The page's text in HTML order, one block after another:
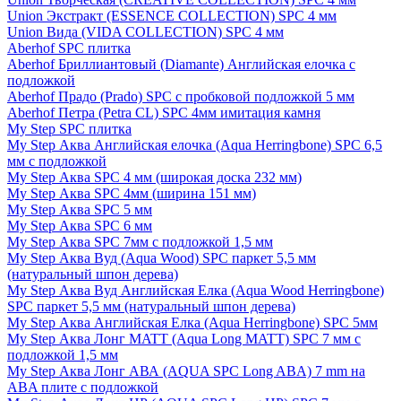
Union Экстракт (ESSENCE COLLECTION) SPC 4 мм
Union Вида (VIDA COLLECTION) SPC 4 мм
Aberhof SPC плитка
Aberhof Бриллиантовый (Diamante) Английская елочка с
подложкой
Aberhof Прадо (Prado) SPC с пробковой подложкой 5 мм
Aberhof Петра (Petra CL) SPC 4мм имитация камня
My Step SPC плитка
My Step Аква Английская елочка (Aqua Herringbone) SPC 6,5
мм с подложкой
My Step Аква SPC 4 мм (широкая доска 232 мм)
My Step Аква SPC 4мм (ширина 151 мм)
My Step Аква SPC 5 мм
My Step Аква SPC 6 мм
My Step Аква SPC 7мм c подложкой 1,5 мм
My Step Аква Вуд (Aqua Wood) SPC паркет 5,5 мм
(натуральный шпон дерева)
My Step Аква Вуд Английская Елка (Aqua Wood Herringbone)
SPC паркет 5,5 мм (натуральный шпон дерева)
My Step Аква Английская Елка (Aqua Herringbone) SPC 5мм
My Step Аква Лонг MATT (Aqua Long MATT) SPC 7 мм с
подложкой 1,5 мм
My Step Аква Лонг АВА (AQUA SPC Long ABA) 7 mm на
ABA плите с подложкой